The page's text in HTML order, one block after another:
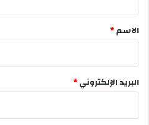
*
الاسم*
البريد الإلكتروني*